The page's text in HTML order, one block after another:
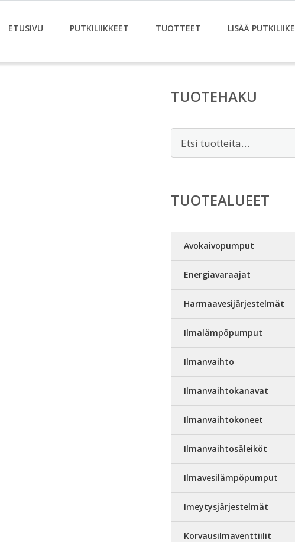
ETUSIVU PUTKILIIKKEET TUOTTEET LISÄÄ PUTKILIIKE
TUOTEHAKU
TUOTEALUEET
Avokaivopumput
Energiavaraajat
Harmaavesijärjestelmät
Ilmalämpöpumput
Ilmanvaihto
Ilmanvaihtokanavat
Ilmanvaihtokoneet
Ilmanvaihtosäleiköt
Ilmavesilämpöpumput
Imeytysjärjestelmät
Korvausilmaventtiilit